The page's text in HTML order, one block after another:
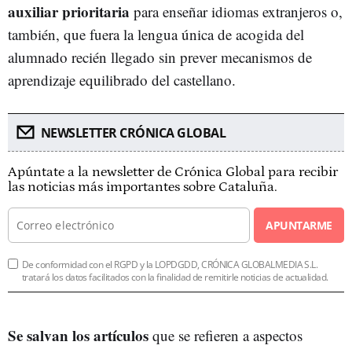
auxiliar prioritaria para enseñar idiomas extranjeros o,
también, que fuera la lengua única de acogida del
alumnado recién llegado sin prever mecanismos de
aprendizaje equilibrado del castellano.
NEWSLETTER CRÓNICA GLOBAL
Apúntate a la newsletter de Crónica Global para recibir
las noticias más importantes sobre Cataluña.
APUNTARME
De conformidad con el RGPD y la LOPDGDD, CRÓNICA GLOBALMEDIA S.L.
tratará los datos facilitados con la finalidad de remitirle noticias de actualidad.
Se salvan los artículos que se refieren a aspectos